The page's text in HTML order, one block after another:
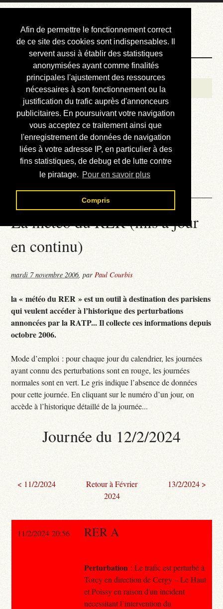
Afin de permettre le fonctionnement correct
de ce site des cookies sont indispensables. Il
servent aussi à établir des statistiques
anonymisées ayant comme finalités
principales l'ajustement des ressources
nécessaires à son fonctionnement ou la
justification du trafic auprès d'annonceurs
publicitaires. En poursuivant votre navigation
vous acceptez ce traitement ainsi que
l'enregistrement de données de navigation
liées à votre adresse IP, en particulier à des
fins statistiques, de debug et de lutte contre
le piratage. Pour en savoir plus
Compris
Courbis, « LE »
Blog Officiel
Bienvenue
Réalisations
Divers (et d’été)
Annonces
Liens externes
Téléchargement
Contact
La météo du RER (mis à jour
en continu)
mardi 7 novembre 2006,parPaul Courbis
la « météo du RER » est un outil à destination des parisiens
qui veulent accéder à l’historique des perturbations
annoncées par la RATP... Il collecte ces informations depuis
octobre 2006.
Mode d’emploi : pour chaque jour du calendrier, les journées
ayant connu des perturbations sont en rouge, les journées
normales sont en vert. Le gris indique l’absence de données
pour cette journée. En cliquant sur le numéro d’un jour, on
accède à l’historique détaillé de la journée...
Journée du 12/2/2024
< 11/2/2024
Retour à Février
2024
13/2/2024 >
11/2/2024 20:56 RER A
Perturbation : Le trafic est perturbé à
Torcy en direction de Cergy – Le Haut
et Poissy en raison d'un incident
nécessitant l’intervention du